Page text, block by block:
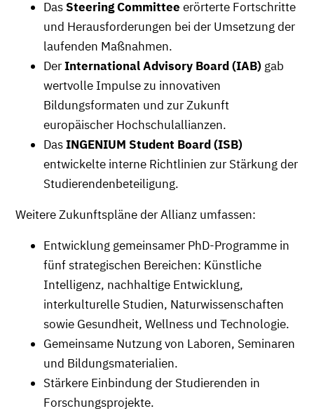
DasSteering Committee erörterte Fortschritte
und Herausforderungen bei der Umsetzung der
laufenden Maßnahmen.
DerInternational Advisory Board (IAB) gab
wertvolle Impulse zu innovativen
Bildungsformaten und zur Zukunft
europäischer Hochschulallianzen.
DasINGENIUM Student Board (ISB)
entwickelte interne Richtlinien zur Stärkung der
Studierendenbeteiligung.
Weitere Zukunftspläne der Allianz umfassen:
Entwicklung gemeinsamer PhD-Programme in
fünf strategischen Bereichen: Künstliche
Intelligenz, nachhaltige Entwicklung,
interkulturelle Studien, Naturwissenschaften
sowie Gesundheit, Wellness und Technologie.
Gemeinsame Nutzung von Laboren, Seminaren
und Bildungsmaterialien.
Stärkere Einbindung der Studierenden in
Forschungsprojekte.